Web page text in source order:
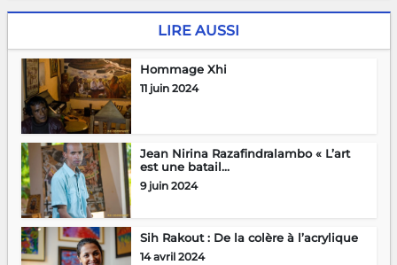
LIRE AUSSI
Hommage Xhi
11 juin 2024
Jean Nirina Razafindralambo « L’art
est une batail...
9 juin 2024
Sih Rakout : De la colère à l’acrylique
14 avril 2024